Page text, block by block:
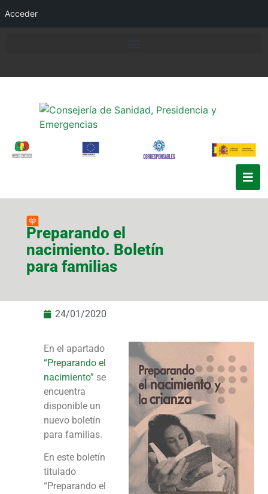
Acceder
Preparando el
nacimiento. Boletín
para familias
24/01/2020
En el apartado
“Preparando el
nacimiento” se
encuentra
disponible un
nuevo boletín
para familias.
En este boletín
titulado
“Preparando el